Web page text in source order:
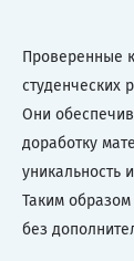
Проверенные
студенческих
Они
доработку
уникальность
Таким образом
без